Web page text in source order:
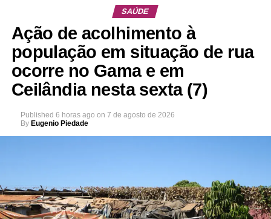
SAÚDE
Ação de acolhimento à
população em situação de rua
ocorre no Gama e em
Ceilândia nesta sexta (7)
Published 6 horas ago on 7 de agosto de 2026
By Eugenio Piedade